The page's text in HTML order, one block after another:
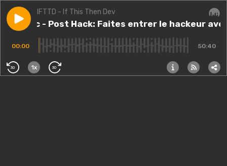
Play episode#66.src - Post Hack: Faites entrer le hackeur avec
IFTTD - If This Then Dev
#66.src - Post Hack: Faites entrer le hackeur
00:00 50:40
30 1x 30